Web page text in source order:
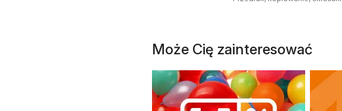
Może Cię zainteresować